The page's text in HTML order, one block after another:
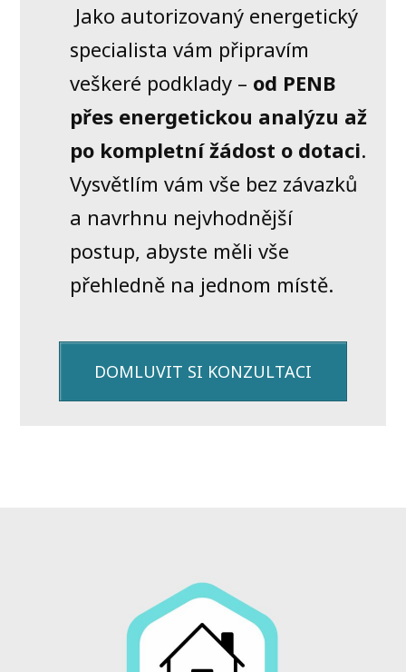
Jako autorizovaný energetický
specialista vám připravím
veškeré podklady – od PENB
přes energetickou analýzu až
po kompletní žádost o dotaci.
Vysvětlím vám vše bez závazků
a navrhnu nejvhodnější
postup, abyste měli vše
přehledně na jednom místě.
DOMLUVIT SI KONZULTACI